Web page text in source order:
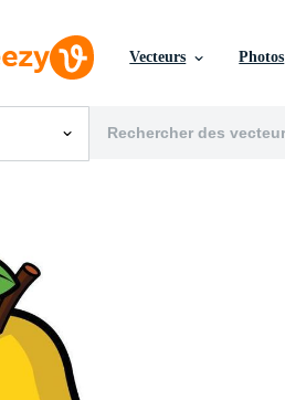
Vecteurs Photos